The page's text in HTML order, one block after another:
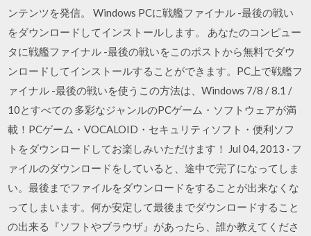
ンテンツを発信。 Windows PCに戦艦ファイナル -最後の戦い
をダウンロードしてインストールします。 あなたのコンピュー
タに戦艦ファイナル -最後の戦いをこのポストから無料でダウ
ンロードしてインストールすることができます。PC上で戦艦フ
ァイナル -最後の戦いを使うこの方法は、Windows 7/8 / 8.1 /
10とすべての 多彩なジャンルのPCゲーム・ソフトウェアが満
載！PCゲーム・VOCALOID・セキュリティソフト・便利ソフ
トをダウンロードしてお楽しみいただけます！ Jul 04, 2013 · フ
ァイルのダウンロードをしていると、途中で完了になってしま
い。最後までファイルをダウンロードをすることが出来なくな
ってしまいます。何か安定して最後までダウンロードすること
の出来る『ソフトやブラウザ』があったら、誰か教えてくださ